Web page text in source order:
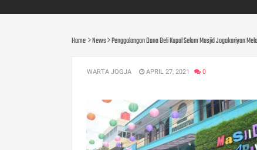
Home News Penggalangan Dana Beli Kapal Selam Masjid Jogokariyan
WARTA JOGJA APRIL 27, 2021 0